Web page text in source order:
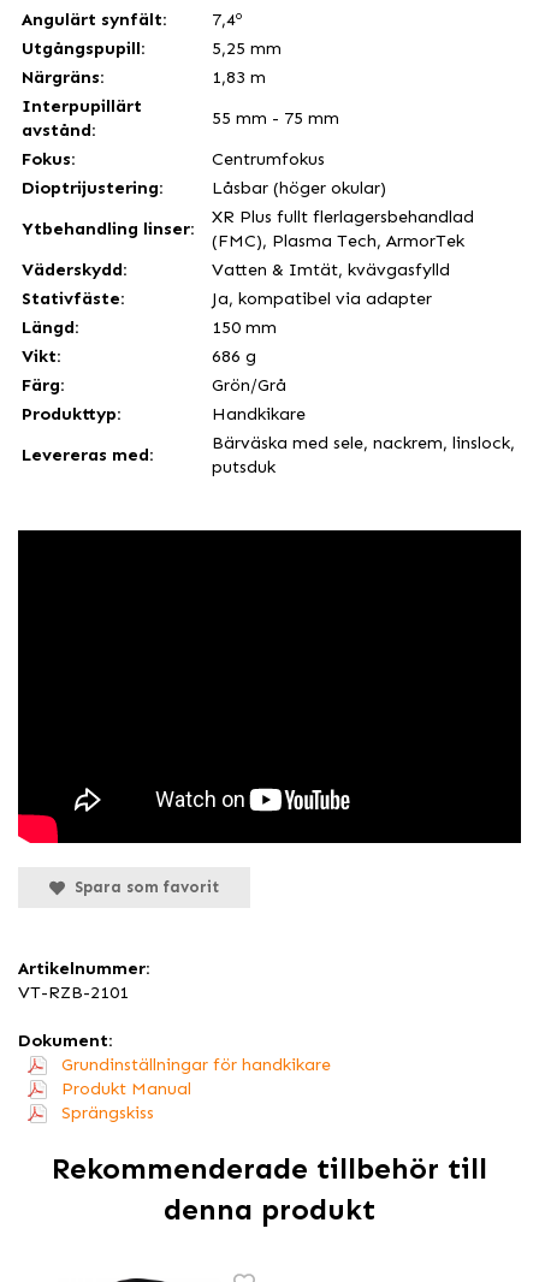
Angulärt synfält:
7,4º
Utgångspupill:
5,25 mm
Närgräns:
1,83 m
Interpupillärt
avstånd:
55 mm - 75 mm
Fokus:
Centrumfokus
Dioptrijustering:
Låsbar (höger okular)
Ytbehandling linser:
XR Plus fullt flerlagersbehandlad
(FMC), Plasma Tech, ArmorTek
Väderskydd:
Vatten & Imtät, kvävgasfylld
Stativfäste:
Ja, kompatibel via adapter
Längd:
150 mm
Vikt:
686 g
Färg:
Grön/Grå
Produkttyp:
Handkikare
Levereras med:
Bärväska med sele, nackrem, linslock,
putsduk
Spara som favorit
Artikelnummer:
VT-RZB-2101
Dokument:
Grundinställningar för handkikare
Produkt Manual
Sprängskiss
Rekommenderade tillbehör till
denna produkt